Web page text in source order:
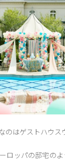
はゲストハウス
ロッパの邸宅の